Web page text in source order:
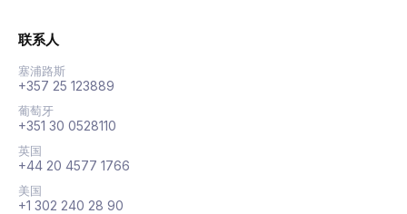
联系人
塞浦路斯
+357 25 123889
葡萄牙
+351 30 0528110
英国
+44 20 4577 1766
美国
+1 302 240 28 90